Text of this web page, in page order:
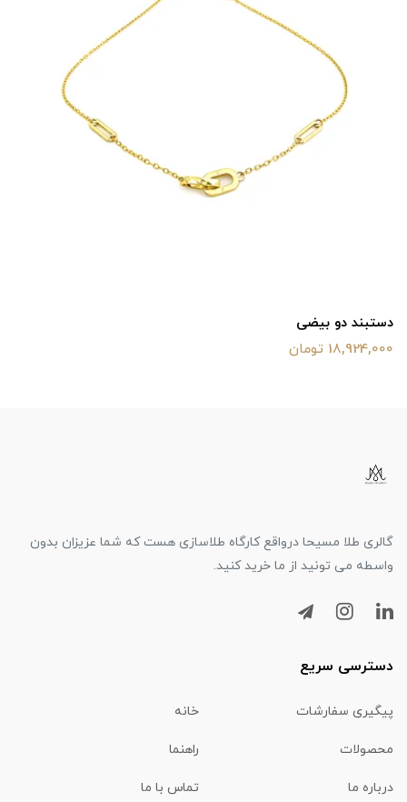
دستبند دو بیضی
18,924,000 تومان
گالری طلا مسیحا درواقع کارگاه طلاسازی هست که شما عزیزان بدون
واسطه می تونید از ما خرید کنید.
دسترسی سریع
پیگیری سفارشات خانه
محصولات راهنما
درباره ما تماس با ما